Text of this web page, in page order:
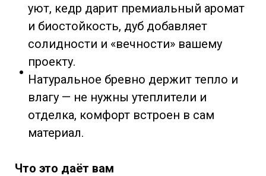
уют, кедр дарит премиальный аромат
и биостойкость, дуб добавляет
солидности и «вечности» вашему
проекту.
Натуральное бревно держит тепло и
влагу — не нужны утеплители и
отделка, комфорт встроен в сам
материал.
Что это даёт вам